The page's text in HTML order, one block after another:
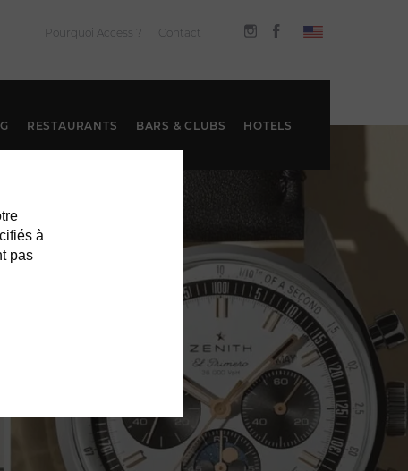
Pourquoi Access ? Contact
RESTAURANTS BARS & CLUBS HOTELS
à
pas